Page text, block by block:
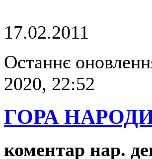
17.02.2011
Останнє
2020, 22:52
ГОРА
коментар нар.